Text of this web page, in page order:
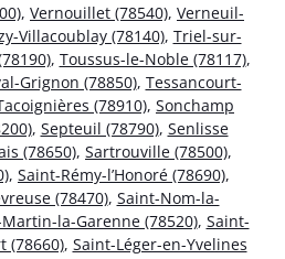
, Vernouillet (78540), Verneuil-
Villacoublay (78140), Triel-sur-
, Toussus-le-Noble (78117),
Grignon (78850), Tessancourt-
(78910), Sonchamp
, Septeuil (78790), Senlisse
(78650), Sartrouville (78500),
, Saint-Rémy-l’Honoré (78690),
(78470), Saint-Nom-la-
la-Garenne (78520), Saint-
(78660), Saint-Léger-en-Yvelines